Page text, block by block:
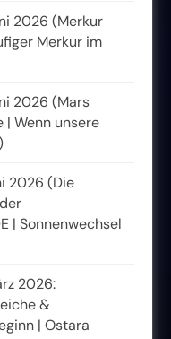
2026 (Merkur
Merkur im
2026 (Mars
Wenn unsere
2026 (Die
| Sonnenwechsel
2026:
&
| Ostara